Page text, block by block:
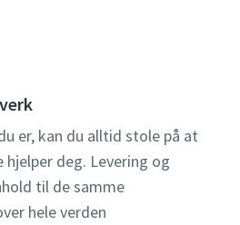
er, kan du alltid stole på at
hjelper deg. Levering og
til de samme
hele verden